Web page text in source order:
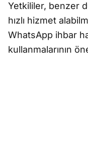
Yetkililer, benzer
hızlı hizmet
WhatsApp ihbar
kullanmalarının